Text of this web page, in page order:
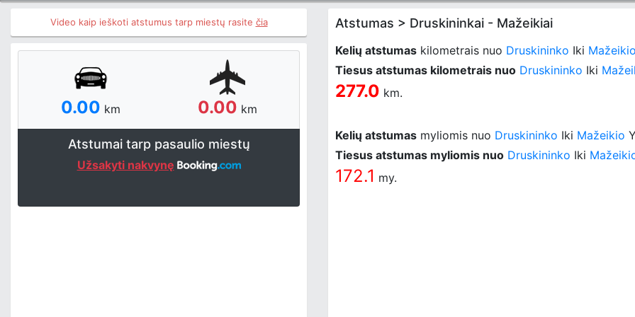
Video kaip ieškoti atstumus tarp miestų rasite čia
0.00 km 0.00 km
Atstumai tarp pasaulio miestų
Užsakyti nakvynę
Atstumas > Druskininkai - Mažeikiai
Kelių atstumas kilometrais nuo Druskininko Iki
Tiesus atstumas kilometrais nuo Druskininko Iki
277.0 km.
Kelių atstumas myliomis nuo Druskininko Iki Mažeikio
Tiesus atstumas myliomis nuo Druskininko Iki
172.1 my.